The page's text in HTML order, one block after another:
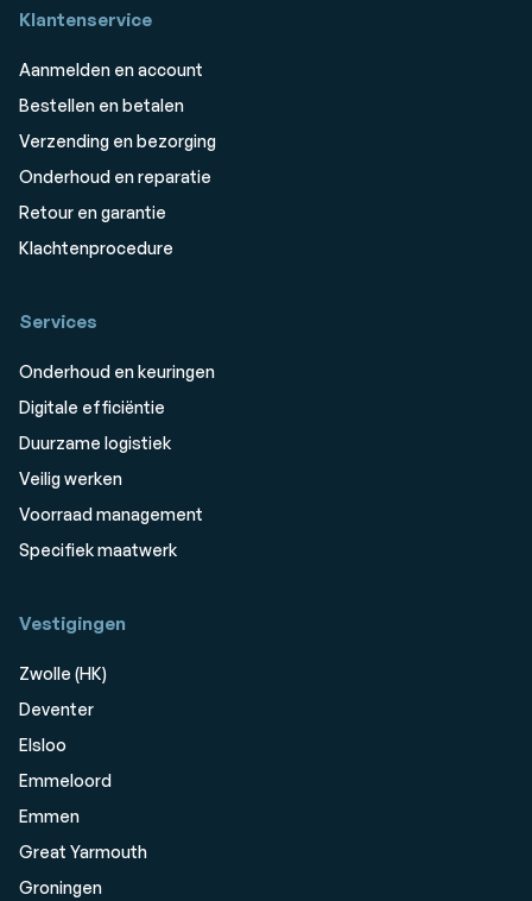
Klantenservice
Aanmelden en account
Bestellen en betalen
Verzending en bezorging
Onderhoud en reparatie
Retour en garantie
Klachtenprocedure
Services
Onderhoud en keuringen
Digitale efficiëntie
Duurzame logistiek
Veilig werken
Voorraad management
Specifiek maatwerk
Vestigingen
Zwolle (HK)
Deventer
Elsloo
Emmeloord
Emmen
Great Yarmouth
Groningen